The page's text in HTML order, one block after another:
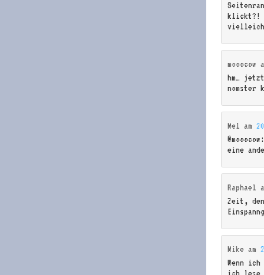
klickt?!
mooocow
hm…
nomster
Mel am
eine
Raphael
Zeit,
Mike am
Wenn